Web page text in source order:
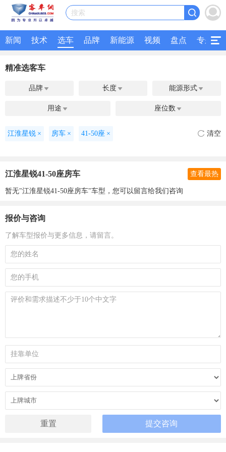
搜索
新闻 技术 选车 品牌 新能源 视频 盘点 专题
精准选客车
品牌  长度  能源形式 
用途  座位数 
江淮星锐 × 房车 × 41-50座 × 清空
江淮星锐41-50座房车 查看最热
暂无"江淮星锐41-50座房车"车型，您可以留言给我们咨询
报价与咨询
了解车型报价与更多信息，请留言。